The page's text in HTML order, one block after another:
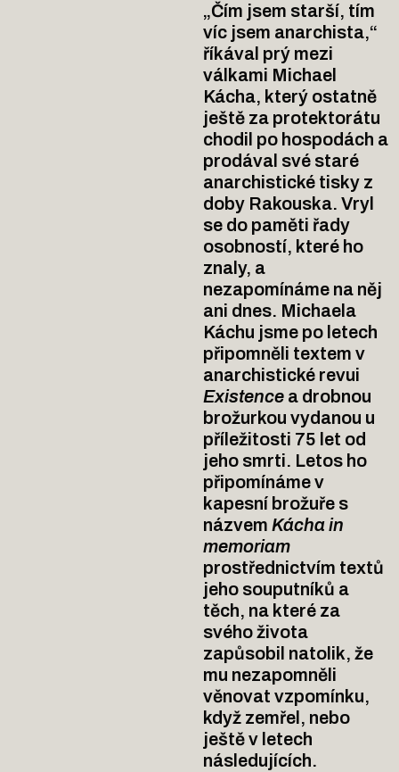
„Čím jsem starší, tím
víc jsem anarchista,“
říkával prý mezi
válkami Michael
Kácha, který ostatně
ještě za protektorátu
chodil po hospodách a
prodával své staré
anarchistické tisky z
doby Rakouska. Vryl
se do paměti řady
osobností, které ho
znaly, a
nezapomínáme na něj
ani dnes. Michaela
Káchu jsme po letech
připomněli textem v
anarchistické revui
Existence a drobnou
brožurkou vydanou u
příležitosti 75 let od
jeho smrti. Letos ho
připomínáme v
kapesní brožuře s
názvemKácha in
memoriam
prostřednictvím textů
jeho souputníků a
těch, na které za
svého života
zapůsobil natolik, že
mu nezapomněli
věnovat vzpomínku,
když zemřel, nebo
ještě v letech
následujících.